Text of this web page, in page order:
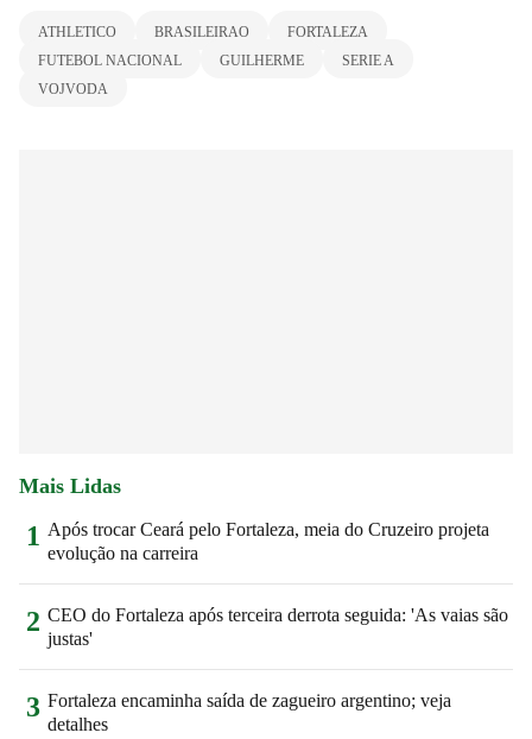
ATHLETICO BRASILEIRAO
FORTALEZA
FUTEBOL NACIONAL
GUILHERME
SERIE A
VOJVODA
Mais Lidas
1 Após trocar Ceará pelo Fortaleza, meia do Cruzeiro projeta
evolução na carreira
2 CEO do Fortaleza após terceira derrota seguida: 'As vaias são
justas'
3 Fortaleza encaminha saída de zagueiro argentino; veja
detalhes